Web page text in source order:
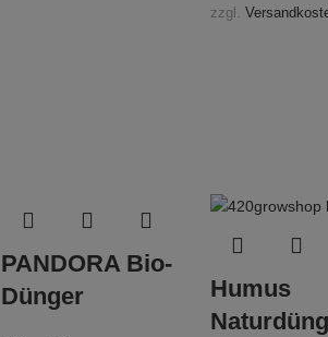
zzgl.
PANDORA Bio-
Dünger
Humus